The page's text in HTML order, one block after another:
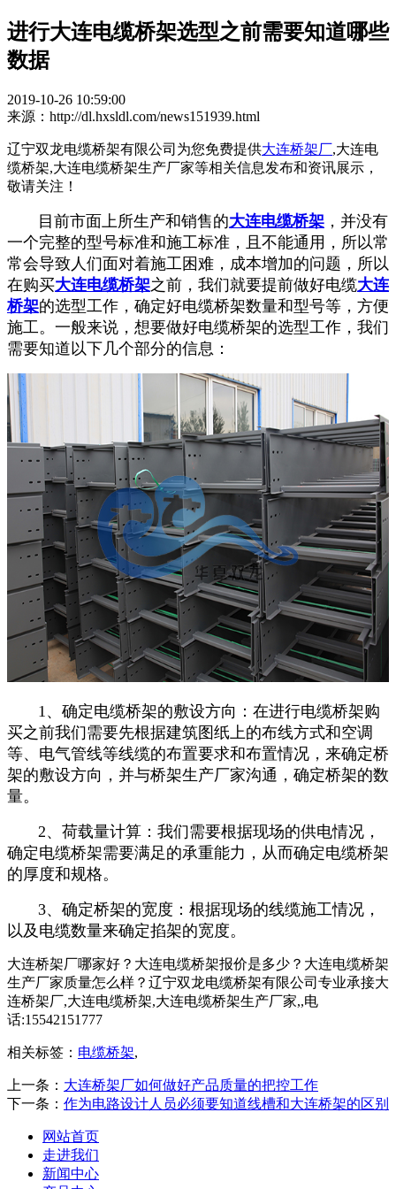
进行大连电缆桥架选型之前需要知道哪些
数据
2019-10-26 10:59:00
来源：http://dl.hxsldl.com/news151939.html
辽宁双龙电缆桥架有限公司为您免费提供大连桥架厂,大连电
缆桥架,大连电缆桥架生产厂家等相关信息发布和资讯展示，
敬请关注！
目前市面上所生产和销售的大连电缆桥架 ，并没有
一个完整的型号标准和施工标准，且不能通用，所以常
常会导致人们面对着施工困难，成本增加的问题，所以
在购买大连电缆桥架之前，我们就要提前做好电缆大连
桥架的选型工作，确定好电缆桥架数量和型号等，方便
施工。一般来说，想要做好电缆桥架的选型工作，我们
需要知道以下几个部分的信息：
1、确定电缆桥架的敷设方向：在进行电缆桥架购
买之前我们需要先根据建筑图纸上的布线方式和空调
等、电气管线等线缆的布置要求和布置情况，来确定桥
架的敷设方向，并与桥架生产厂家沟通，确定桥架的数
量。
2、荷载量计算：我们需要根据现场的供电情况，
确定电缆桥架需要满足的承重能力，从而确定电缆桥架
的厚度和规格。
3、确定桥架的宽度：根据现场的线缆施工情况，
以及电缆数量来确定掐架的宽度。
大连桥架厂哪家好？大连电缆桥架报价是多少？大连电缆桥架
生产厂家质量怎么样？辽宁双龙电缆桥架有限公司专业承接大
连桥架厂,大连电缆桥架,大连电缆桥架生产厂家,,电
话:15542151777
相关标签： 电缆桥架,
上一条： 大连桥架厂如何做好产品质量的把控工作
下一条： 作为电路设计人员必须要知道线槽和大连桥架的区别
网站首页
走进我们
新闻中心